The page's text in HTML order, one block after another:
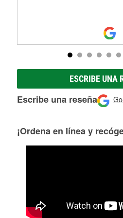
ESCRIBE UNA
Escribe una reseña
¡Ordena en línea y